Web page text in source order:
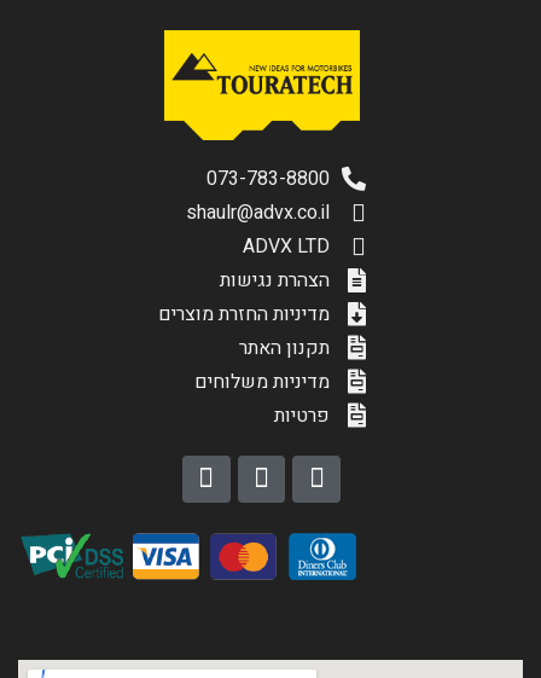
073-783-8800
shaulr@advx.co.il
ADVX LTD
הצהרת נגישות
מדיניות החזרת מוצרים
תקנון האתר
מדיניות משלוחים
פרטיות